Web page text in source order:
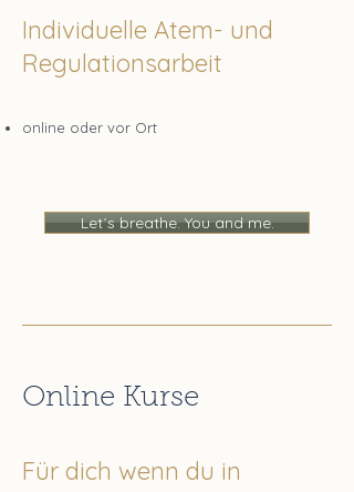
Individuelle Atem- und
Regulationsarbeit
online oder vor Ort​
Let´s breathe. You and me.
Online Kurse
Für dich wenn du in